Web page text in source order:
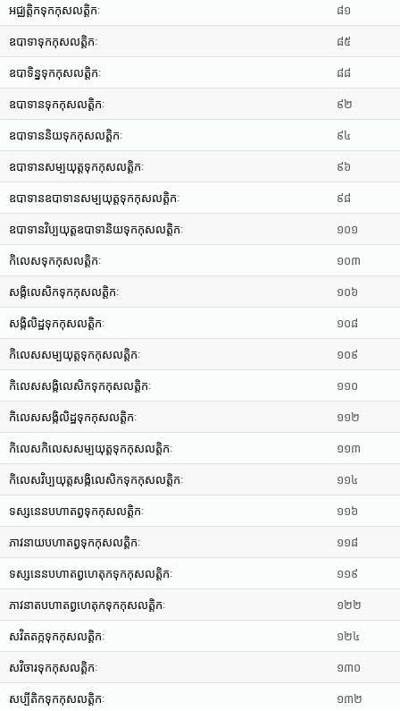
អជ្ឈត្តិកទុកកុសលត្តិកៈ ៨១
ឧបាទាទុកកុសលត្តិកៈ ៨៥
ឧបាទិន្នទុកកុសលត្តិកៈ ៨៨
ឧបាទានទុកកុសលត្តិកៈ ៩២
ឧបាទាននិយទុកកុសលត្តិកៈ ៩៤
ឧបាទានសម្បយុត្តទុកកុសលត្តិកៈ ៩៦
ឧបាទានឧបាទានសម្បយុត្តទុកកុសលត្តិកៈ ៩៨
ឧបាទានវិប្បយុត្តឧបាទានិយទុកកុសលត្តិកៈ ១០១
កិលេសទុកកុសលត្តិកៈ ១០៣
សង្កិលេសិកទុកកុសលត្តិកៈ ១០៦
សង្កិលិដ្ឋទុកកុសលត្តិកៈ ១០៨
កិលេសសម្បយុត្តទុកកុសលត្តិកៈ ១០៩
កិលេសសង្កិលេសិកទុកកុសលត្តិកៈ ១១០
កិលេសសង្កិលិដ្ឋទុកកុសលត្តិកៈ ១១២
កិលេសកិលេសសម្បយុត្តទុកកុសលត្តិកៈ ១១៣
កិលេសវិប្បយុត្តសង្កិលេសិកទុកកុសលត្តិកៈ ១១៤
ទស្សនេនបហាតព្វទុកកុសលត្តិកៈ ១១៦
ភាវនាយបហាតព្វទុកកុសលត្តិកៈ ១១៨
ទស្សនេនបហាតព្វហេតុកទុកកុសលត្តិកៈ ១១៩
ភាវនាតបហាតព្វហេតុកទុកកុសលត្តិកៈ ១២២
សវិតតក្កទុកកុសលត្តិកៈ ១២៤
សវិចារទុកកុសលត្តិកៈ ១៣០
សប្បីតិកទុកកុសលត្តិកៈ ១៣២